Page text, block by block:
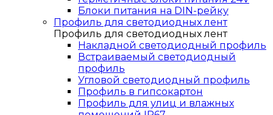
Блоки питания на DIN-рейку
Профиль для светодиодных лент
Профиль для светодиодных лент
Накладной светодиодный профиль
Встраиваемый светодиодный
профиль
Угловой светодиодный профиль
Профиль в гипсокартон
Профиль для улиц и влажных